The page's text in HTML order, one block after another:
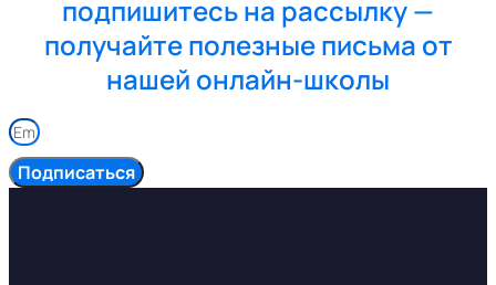
подпишитесь на рассылку —
получайте полезные письма от
нашей онлайн-школы
Подписаться